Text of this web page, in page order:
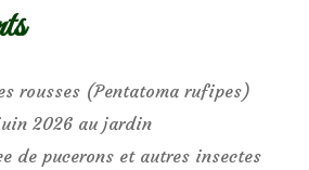
rousses (Pentatoma rufipes)
2026 au jardin
de pucerons et autres insectes